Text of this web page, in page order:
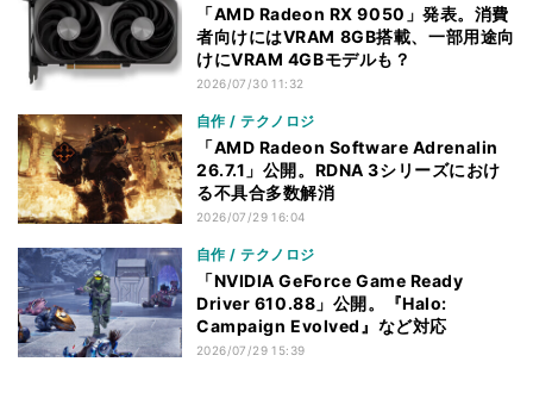
「AMD Radeon RX 9050」発表。消費
者向けにはVRAM 8GB搭載、一部用途向
けにVRAM 4GBモデルも？
2026/07/30 11:32
自作 / テクノロジ
「AMD Radeon Software Adrenalin
26.7.1」公開。RDNA 3シリーズにおけ
る不具合多数解消
2026/07/29 16:04
自作 / テクノロジ
「NVIDIA GeForce Game Ready
Driver 610.88」公開。『Halo:
Campaign Evolved』など対応
2026/07/29 15:39